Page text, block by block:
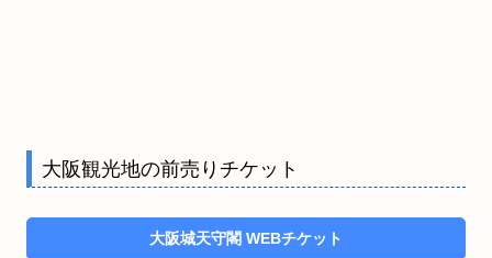
大阪観光地の前売りチケット
大阪城天守閣 WEBチケット